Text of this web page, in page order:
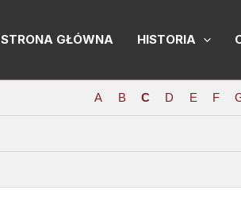
STRONA GŁÓWNA HISTORIA
A B C D E F